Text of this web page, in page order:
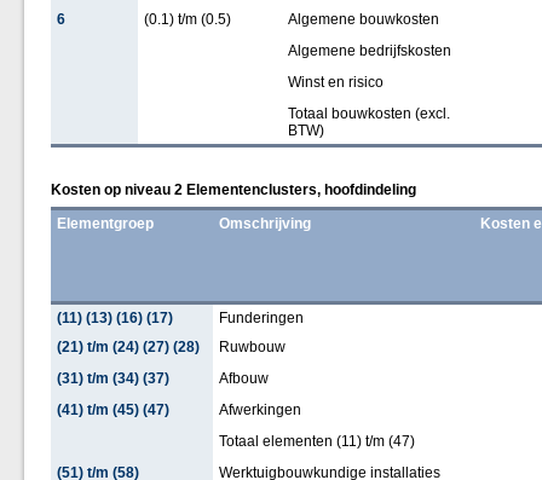
6
(0.1) t/m (0.5)
Algemene bouwkosten
Algemene bedrijfskosten
Winst en risico
Totaal bouwkosten (excl.
BTW)
Kosten op niveau 2 Elementenclusters, hoofdindeling
Elementgroep
Omschrijving Kosten
(11) (13) (16) (17)
Funderingen
(21) t/m (24) (27) (28)
Ruwbouw
(31) t/m (34) (37)
Afbouw
(41) t/m (45) (47)
Afwerkingen
Totaal elementen (11) t/m (47)
(51) t/m (58)
Werktuigbouwkundige installaties